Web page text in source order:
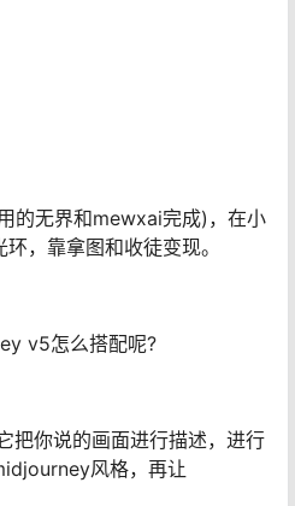
的无界和mewxai完成)，在小
，靠拿图和收徒变现。
v5怎么搭配呢?
把你说的画面进行描述，进行
风格，再让